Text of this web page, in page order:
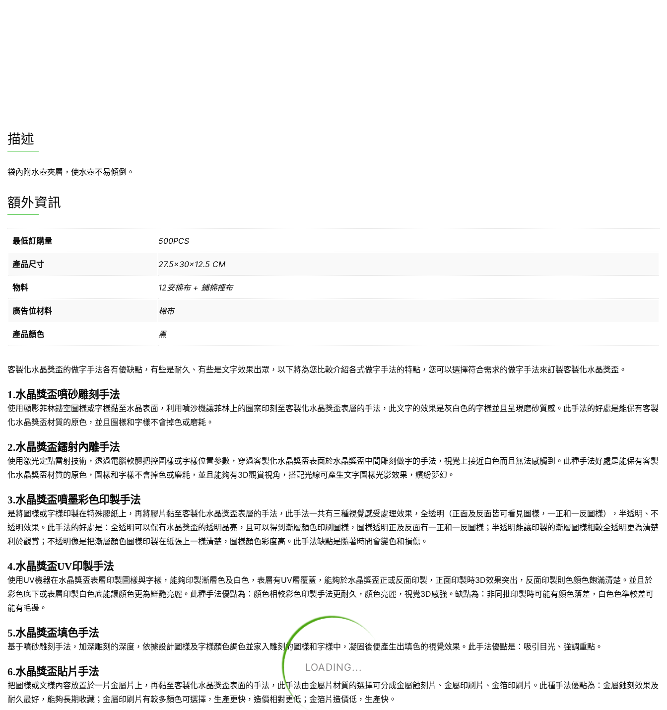
LOADING...
描述
袋內附水壺夾層，使水壺不易傾倒。
額外資訊
最低訂購量 500PCS
產品尺寸 27.5x30x12.5 CM
物料 12安棉布 + 鋪棉裡布
廣告位材料 棉布
產品顏色 黑
客製化水晶獎盃的做字手法各有優缺點，有些是耐久、有些是文字效果出眾，以下將為您比較介紹各式做字手法的特點，您可以選擇符合需求的做字手法來訂製客製化水晶獎盃。
1.水晶獎盃噴砂雕刻手法
使用顯影菲林鏤空圖樣或字樣黏至水晶表面，利用噴沙機讓菲林上的圖案印刻至客製化水晶獎盃表層的手法，此文字的效果是灰白色的字樣並且呈現磨砂質感。此手法的好處是能保有客製
化水晶獎盃材質的原色，並且圖樣和字樣不會掉色或磨耗。
2.水晶獎盃鐳射內雕手法
使用激光定點雷射技術，透過電腦軟體把控圖樣或字樣位置參數，穿過客製化水晶獎盃表面於水晶獎盃中間雕刻做字的手法，視覺上接近白色而且無法感觸到。此種手法好處是能保有客製
化水晶獎盃材質的原色，圖樣和字樣不會掉色或磨耗，並且能夠有3D觀賞視角，搭配光線可產生文字圖樣光影效果，繽紛夢幻。
3.水晶獎盃噴墨彩色印製手法
是將圖樣或字樣印製在特殊膠紙上，再將膠片黏至客製化水晶獎盃表層的手法，此手法一共有三種視覺感受處理效果，全透明（正面及反面皆可看見圖樣，一正和一反圖樣），半透明、不
透明效果。此手法的好處是：全透明可以保有水晶獎盃的透明晶亮，且可以得到漸層顏色印刷圖樣，圖樣透明正及反面有一正和一反圖樣；半透明能讓印製的漸層圖樣相較全透明更為清楚
利於觀賞；不透明像是把漸層顏色圖樣印製在紙張上一樣清楚，圖樣顏色彩度高。此手法缺點是隨著時間會變色和損傷。
4.水晶獎盃UV印製手法
使用UV機器在水晶獎盃表層印製圖樣與字樣，能夠印製漸層色及白色，表層有UV層覆蓋，能夠於水晶獎盃正或反面印製，正面印製時3D效果突出，反面印製則色顏色飽滿清楚。並且於
彩色底下或表層印製白色底能讓顏色更為鮮艷亮麗。此種手法優點為：顏色相較彩色印製手法更耐久，顏色亮麗，視覺3D感強。缺點為：非同批印製時可能有顏色落差，白色色準較差可
能有毛邊。
5.水晶獎盃填色手法
基于噴砂雕刻手法，加深雕刻的深度，依據設計圖樣及字樣顏色調色並家入雕刻的圖樣和字樣中，凝固後便產生出填色的視覺效果。此手法優點是：吸引目光、強調重點。
6.水晶獎盃貼片手法
把圖樣或文樣內容放置於一片金屬片上，再黏至客製化水晶獎盃表面的手法，此手法由金屬片材質的選擇可分成金屬蝕刻片、金屬印刷片、金箔印刷片。此種手法優點為：金屬蝕刻效果及
耐久最好，能夠長期收藏；金屬印刷片有較多顏色可選擇，生產更快，造價相對更低；金箔片造價低，生產快。